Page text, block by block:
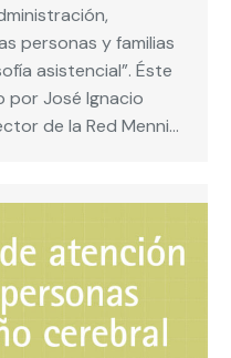
personas y familias
asistencial”. Éste
por José Ignacio
de la Red Menni…